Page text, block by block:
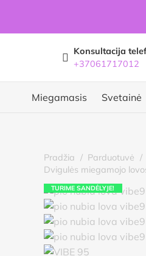
Konsultacija
+37061717012
Miegamasis Svetainė
Pradžia / Parduotuvė /
Dvigulės miegamojo
TURIME SANDĖLYJE!